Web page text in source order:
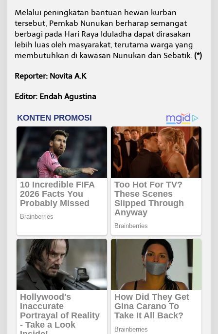
Melalui peningkatan bantuan hewan kurban
tersebut, Pemkab Nunukan berharap semangat
berbagi pada Hari Raya Iduladha dapat dirasakan
lebih luas oleh masyarakat, terutama warga yang
membutuhkan di kawasan Nunukan dan Sebatik. (*)
Reporter: Novita A.K
Editor: Endah Agustina